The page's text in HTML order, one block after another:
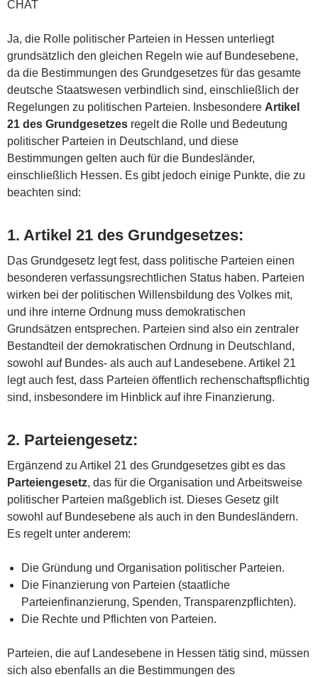
CHAT
Ja, die Rolle politischer Parteien in Hessen unterliegt
grundsätzlich den gleichen Regeln wie auf Bundesebene,
da die Bestimmungen des Grundgesetzes für das gesamte
deutsche Staatswesen verbindlich sind, einschließlich der
Regelungen zu politischen Parteien. Insbesondere Artikel
21 des Grundgesetzes regelt die Rolle und Bedeutung
politischer Parteien in Deutschland, und diese
Bestimmungen gelten auch für die Bundesländer,
einschließlich Hessen. Es gibt jedoch einige Punkte, die zu
beachten sind:
1. Artikel 21 des Grundgesetzes:
Das Grundgesetz legt fest, dass politische Parteien einen
besonderen verfassungsrechtlichen Status haben. Parteien
wirken bei der politischen Willensbildung des Volkes mit,
und ihre interne Ordnung muss demokratischen
Grundsätzen entsprechen. Parteien sind also ein zentraler
Bestandteil der demokratischen Ordnung in Deutschland,
sowohl auf Bundes- als auch auf Landesebene. Artikel 21
legt auch fest, dass Parteien öffentlich rechenschaftspflichtig
sind, insbesondere im Hinblick auf ihre Finanzierung.
2. Parteiengesetz:
Ergänzend zu Artikel 21 des Grundgesetzes gibt es das
Parteiengesetz, das für die Organisation und Arbeitsweise
politischer Parteien maßgeblich ist. Dieses Gesetz gilt
sowohl auf Bundesebene als auch in den Bundesländern.
Es regelt unter anderem:
Die Gründung und Organisation politischer Parteien.
Die Finanzierung von Parteien (staatliche
Parteienfinanzierung, Spenden, Transparenzpflichten).
Die Rechte und Pflichten von Parteien.
Parteien, die auf Landesebene in Hessen tätig sind, müssen
sich also ebenfalls an die Bestimmungen des